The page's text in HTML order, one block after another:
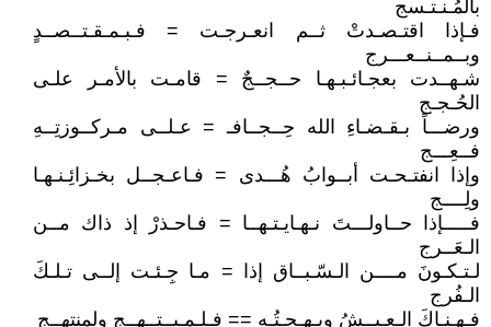
بالمُـنـتـسج
فـإذا اقتـصـدتْ ثــم انعـرجـت = فـبـمـقـتــصــدٍ
وبــمــنــعـــرج
شـهــدت بعجـائـبـهـا حــجــجٌ = قامـت بالأمـر علـى
الحُـجـج
ورضـــاً بـقـضـاءِ الله حِــجــافـ = عـلــى مـركــوزتِــهِ
فــعِـــج
وإذا انفتـحـت أبــوابُ هُـــدى = فـاعـجــل بخـزائِـنـهـا
ولِــــج
فـــــإذا حــاولـــتَ نـهـايـتـهــا = فـاحـذرْ إذ ذاك مــن
الـعَــرج
لـتـكـونَ مــــن الـسّـبــاق إذا = مـا جِـئـت إلــى تـلـكَ
الـفُرج
فـهـنـاكَ الـعـيــشُ وبـهـجـتُـه == فـلـمـبــتــهــجٍ ولمنتهــج